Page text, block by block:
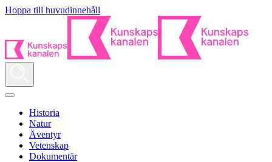
Hoppa till huvudinnehåll
Historia
Natur
Äventyr
Vetenskap
Dokumentär